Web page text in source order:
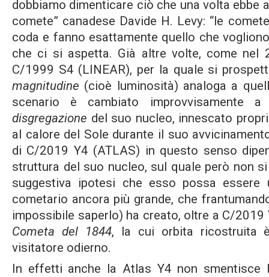
dobbiamo dimenticare ciò che una volta ebbe
comete” canadese Davide H. Levy: “le
coda e fanno esattamente quello che
che ci si aspetta. Già altre volte, come nel
C/1999 S4 (LINEAR), per la quale si
magnitudine (cioè luminosità) analoga a
scenario è cambiato improvvisamente
disgregazione del suo nucleo, innescato
al calore del Sole durante il suo
di C/2019 Y4 (ATLAS) in questo senso
struttura del suo nucleo, sul quale però non
suggestiva ipotesi che esso possa
cometario ancora più grande, che
impossibile saperlo) ha creato, oltre a C/2019
Cometa del 1844, la cui orbita ricostruita
visitatore odierno.
In effetti anche la Atlas Y4 non smentisce